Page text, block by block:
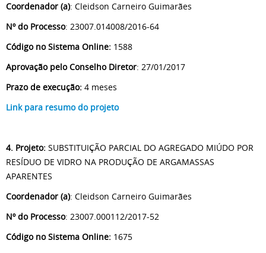
Coordenador (a): Cleidson Carneiro Guimarães
Nº do Processo: 23007.014008/2016-64
Código no Sistema Online: 1588
Aprovação pelo Conselho Diretor: 27/01/2017
Prazo de execução: 4 meses
Link para resumo do projeto
4. Projeto: SUBSTITUIÇÃO PARCIAL DO AGREGADO MIÚDO POR
RESÍDUO DE VIDRO NA PRODUÇÃO DE ARGAMASSAS
APARENTES
Coordenador (a): Cleidson Carneiro Guimarães
Nº do Processo: 23007.000112/2017-52
Código no Sistema Online: 1675